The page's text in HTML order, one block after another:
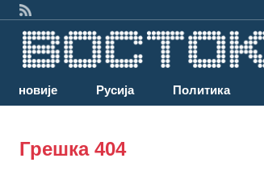
Најновије Русија Политика
Грешка 404